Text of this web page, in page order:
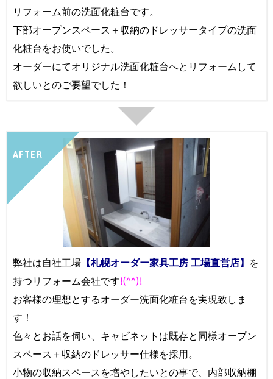
リフォーム前の洗面化粧台です。
下部オープンスペース＋収納のドレッサータイプの洗面
化粧台をお使いでした。
オーダーにてオリジナル洗面化粧台へとリフォームして
欲しいとのご要望でした！
AFTER
弊社は自社工場 【札幌オーダー家具工房 工場直営店】 を
持つリフォーム会社です!(^^)!
お客様の理想とするオーダー洗面化粧台を実現致しま
す！
色々とお話を伺い、キャビネットは既存と同様オープン
スペース＋収納のドレッサー仕様を採用。
小物の収納スペースを増やしたいとの事で、内部収納棚